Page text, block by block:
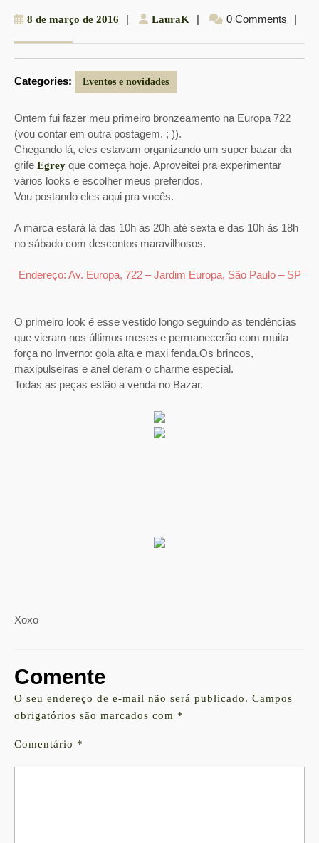
8 de março de 2016
2016
| LauraK LauraK
| 0 Comments |
Categories: Eventos e novidades
Ontem fui fazer meu primeiro bronzeamento na Europa 722
(vou contar em outra postagem. ; )).
Chegando lá, eles estavam organizando um super bazar da
grife Egrey que começa hoje. Aproveitei pra experimentar
vários looks e escolher meus preferidos.
Vou postando eles aqui pra vocês.
A marca estará lá das 10h às 20h até sexta e das 10h às 18h
no sábado com descontos maravilhosos.
Endereço: Av. Europa, 722 – Jardim Europa, São Paulo – SP
O primeiro look é esse vestido longo seguindo as tendências
que vieram nos últimos meses e permanecerão com muita
força no Inverno: gola alta e maxi fenda.Os brincos,
maxipulseiras e anel deram o charme especial.
Todas as peças estão a venda no Bazar.
Xoxo
Comente
O seu endereço de e-mail não será publicado. Campos
obrigatórios são marcados com *
Comentário *